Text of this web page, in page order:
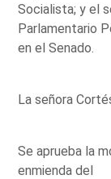
Socialista; y el
Parlamentario
en el Senado.
La señora
Se aprueba la
enmienda del